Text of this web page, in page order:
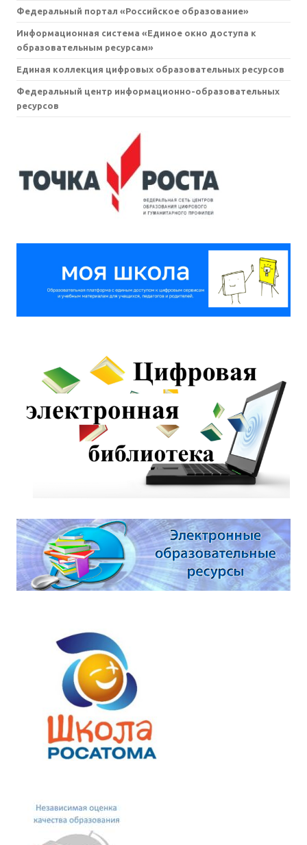
Федеральный портал «Российское образование»
Информационная система «Единое окно доступа к
образовательным ресурсам»
Единая коллекция цифровых образовательных ресурсов
Федеральный центр информационно-образовательных
ресурсов